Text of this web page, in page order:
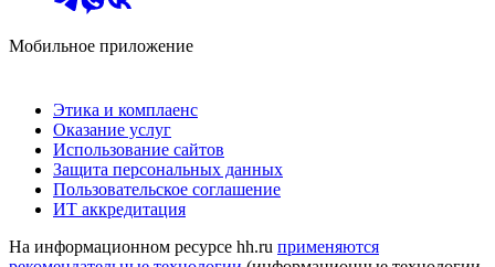
Мобильное приложение
Этика и комплаенс
Оказание услуг
Использование сайтов
Защита персональных данных
Пользовательское соглашение
ИТ аккредитация
На информационном ресурсе hh.ru применяются